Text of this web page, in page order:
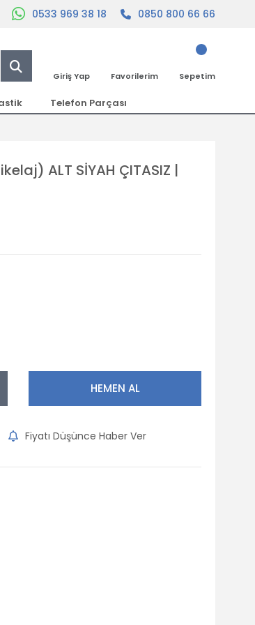
0533 969 38 18 0850 800 66 66
Giriş Yap Favorilerim Sepetim
Telefon Parçası
ALT SİYAH ÇITASIZ |
HEMEN AL
Fiyatı Düşünce Haber Ver